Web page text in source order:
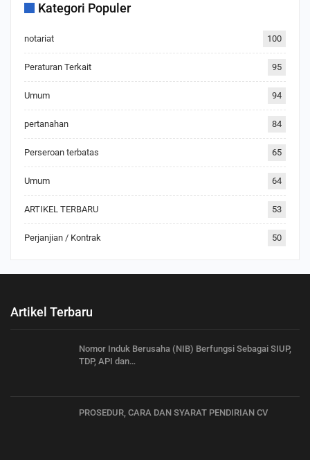
Kategori Populer
notariat 100
Peraturan Terkait 95
Umum 94
pertanahan 84
Perseroan terbatas 65
Umum 64
ARTIKEL TERBARU 53
Perjanjian / Kontrak 50
Artikel Terbaru
Nomor Induk Berusaha (NIB) Berfungsi Sebagai SIUP,
TDP, API dan…
PROSEDUR, CARA DAN SYARAT PENDIRIAN CV